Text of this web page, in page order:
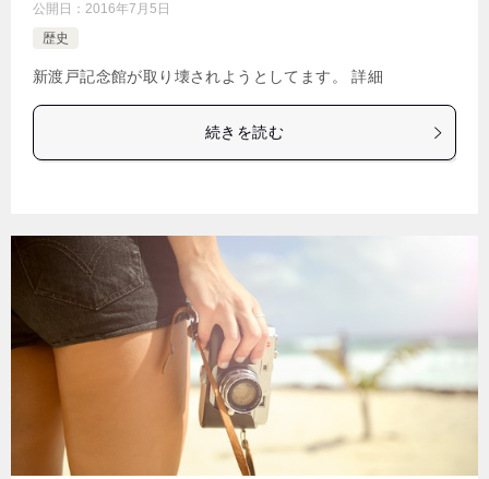
公開日： 2016年7月5日
歴史
新渡戸記念館が取り壊されようとしてます。 詳細
続きを読む